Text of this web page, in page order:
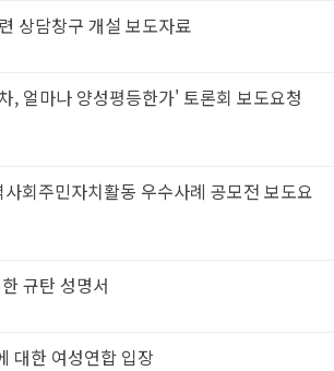
상담창구 개설 보도자료
, 얼마나 양성평등한가' 토론회 보도요청
회주민자치활동 우수사례 공모전 보도요
규탄 성명서
대한 여성연합 입장